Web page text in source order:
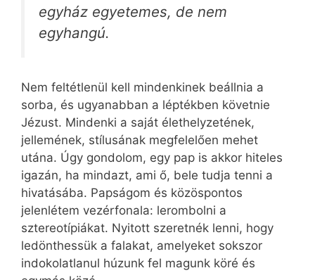
egyház egyetemes, de nem
egyhangú.
Nem feltétlenül kell mindenkinek beállnia a
sorba, és ugyanabban a léptékben követnie
Jézust. Mindenki a saját élethelyzetének,
jellemének, stílusának megfelelően mehet
utána. Úgy gondolom, egy pap is akkor hiteles
igazán, ha mindazt, ami ő, bele tudja tenni a
hivatásába. Papságom és közöspontos
jelenlétem vezérfonala: lerombolni a
sztereotípiákat. Nyitott szeretnék lenni, hogy
ledönthessük a falakat, amelyeket sokszor
indokolatlanul húzunk fel magunk köré és